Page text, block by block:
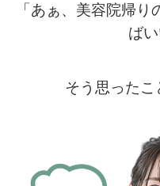
「あぁ、美容院帰
ばい
そう思ったこ